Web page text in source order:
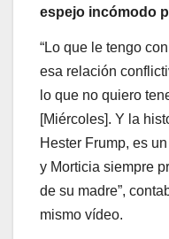
espejo incómodo
“Lo que le tengo
esa relación
lo que no quiero
[Miércoles]. Y la
Hester Frump, es
y Morticia siempre
de su madre”,
mismo vídeo.